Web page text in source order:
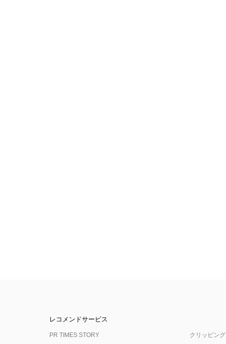
レコメンドサービス
PR TIMES STORY クリッピング